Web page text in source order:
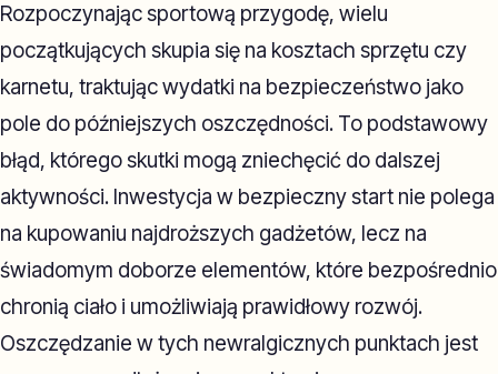
Rozpoczynając sportową przygodę, wielu
początkujących skupia się na kosztach sprzętu czy
karnetu, traktując wydatki na bezpieczeństwo jako
pole do późniejszych oszczędności. To podstawowy
błąd, którego skutki mogą zniechęcić do dalszej
aktywności. Inwestycja w bezpieczny start nie polega
na kupowaniu najdroższych gadżetów, lecz na
świadomym doborze elementów, które bezpośrednio
chronią ciało i umożliwiają prawidłowy rozwój.
Oszczędzanie w tych newralgicznych punktach jest